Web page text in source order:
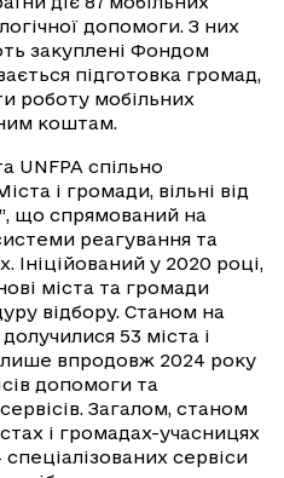
допомоги. З них
закуплені Фондом
підготовка громад,
роботу мобільних
коштам.
UNFPA спільно
і громади, вільні від
що спрямований на
реагування та
Ініційований у 2020 році,
міста та громади
відбору. Станом на
53 міста і
лише впродовж 2024 року
допомоги та
Загалом, станом
і громадах-учасницях
сервіси